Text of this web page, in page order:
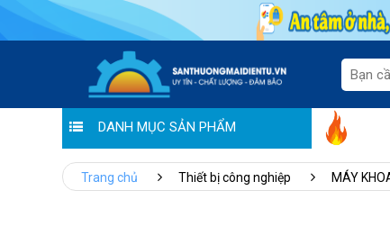
DANH MỤC SẢN PHẨMBùng nổ ưu đãi: "Chào hè rộn
Trang chủ Thiết bị công nghiệp MÁY